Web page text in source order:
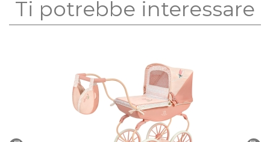
Ti potrebbe interessare